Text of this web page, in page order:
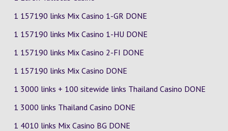
1 157190 links Mix Casino 1-GR DONE
1 157190 links Mix Casino 1-HU DONE
1 157190 links Mix Casino 2-FI DONE
1 157190 links Mix Casino DONE
1 3000 links + 100 sitewide links Thailand Casino DONE
1 3000 links Thailand Casino DONE
1 4010 links Mix Casino BG DONE